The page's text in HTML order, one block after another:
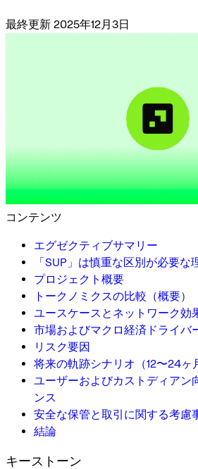
最終更新 2025年12月3日
コンテンツ
エグゼクティブサマリー
「SUP」は慎重な区別が必要な
プロジェクト概要
トークノミクスの比較（概要）
ユースケースとネットワーク効
市場およびマクロ経済ドライバ
リスク要因
将来の軌跡シナリオ（12〜24ヶ
ユーザーおよびカストディアン
ンス
安全な保管と取引に関する考慮
結論
キーストーン